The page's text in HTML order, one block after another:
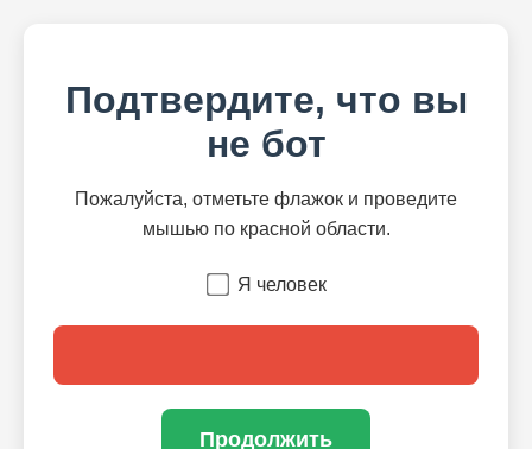
Подтвердите, что вы
не бот
Пожалуйста, отметьте флажок и проведите
мышью по красной области.
Я человек
Продолжить